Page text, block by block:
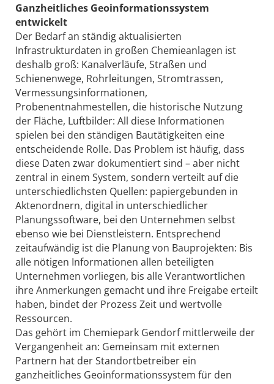
Ganzheitliches Geoinformationssystem
entwickelt
Der Bedarf an ständig aktualisierten
Infrastrukturdaten in großen Chemieanlagen ist
deshalb groß: Kanalverläufe, Straßen und
Schienenwege, Rohrleitungen, Stromtrassen,
Vermessungsinformationen,
Probenentnahmestellen, die historische Nutzung
der Fläche, Luftbilder: All diese Informationen
spielen bei den ständigen Bautätigkeiten eine
entscheidende Rolle. Das Problem ist häufig, dass
diese Daten zwar dokumentiert sind – aber nicht
zentral in einem System, sondern verteilt auf die
unterschiedlichsten Quellen: papiergebunden in
Aktenordnern, digital in unterschiedlicher
Planungssoftware, bei den Unternehmen selbst
ebenso wie bei Dienstleistern. Entsprechend
zeitaufwändig ist die Planung von Bauprojekten: Bis
alle nötigen Informationen allen beteiligten
Unternehmen vorliegen, bis alle Verantwortlichen
ihre Anmerkungen gemacht und ihre Freigabe erteilt
haben, bindet der Prozess Zeit und wertvolle
Ressourcen.
Das gehört im Chemiepark Gendorf mittlerweile der
Vergangenheit an: Gemeinsam mit externen
Partnern hat der Standortbetreiber ein
ganzheitliches Geoinformationssystem für den